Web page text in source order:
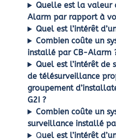
Quelle est la valeur
Alarm par rapport à
Quel est l’intérêt
Combien coûte un
installé par CB-Alarm
Quel est l’intérêt de
de télésurveillance
groupement
G2I ?
Combien coûte un
surveillance installé
Quel est l’intérêt